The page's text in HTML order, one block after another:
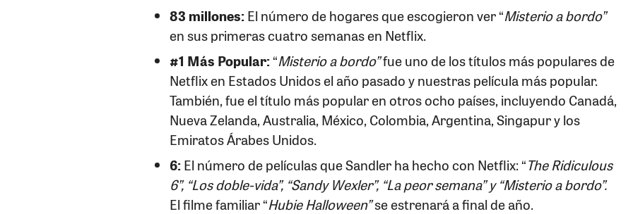
83 millones:El número de hogares que escogieron ver “Misterio a bordo”
en sus primeras cuatro semanas en Netflix.
#1 Más Popular:“Misterio a bordo”fue uno de los títulos más populares de
Netflix en Estados Unidos el año pasado y nuestras película más popular.
También, fue el título más popular en otros ocho países, incluyendo Canadá,
Nueva Zelanda, Australia, México, Colombia, Argentina, Singapur y los
Emiratos Árabes Unidos.
6:El número de películas que Sandler ha hecho con Netflix: “The Ridiculous
6”, “Los doble-vida”, “Sandy Wexler”, “La peor semana” y “Misterio a bordo”.
El filme familiar “Hubie Halloween”se estrenará a final de año.